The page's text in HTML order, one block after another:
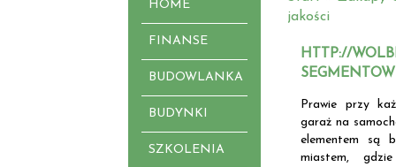
HOME
FINANSE
BUDOWLANKA
BUDYNKI
SZKOLENIA
jakości
HTTP://
Prawie przy
garaż na
elementem są
miastem,